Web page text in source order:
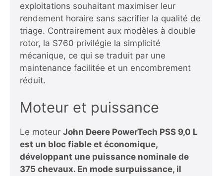
exploitations souhaitant maximiser leur
rendement horaire sans sacrifier la qualité de
triage. Contrairement aux modèles à double
rotor, la S760 privilégie la simplicité
mécanique, ce qui se traduit par une
maintenance facilitée et un encombrement
réduit.
Moteur et puissance
Le moteur John Deere PowerTech PSS 9,0 L
est un bloc fiable et économique,
développant une puissance nominale de
375 chevaux. En mode surpuissance, il